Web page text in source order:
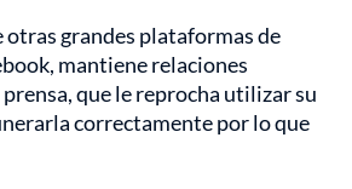
otras grandes plataformas de
mantiene relaciones
que le reprocha utilizar su
correctamente por lo que